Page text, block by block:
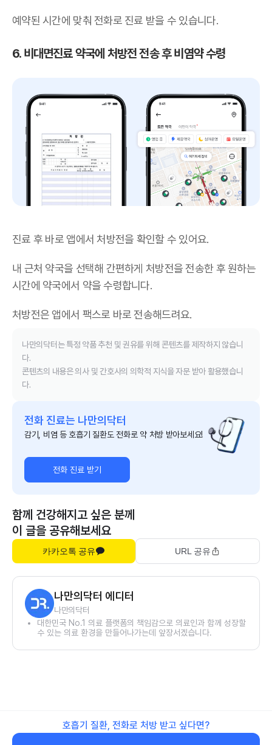
예약된 시간에 맞춰 전화로 진료 받을 수 있습니다.
6. 비대면진료 약국에 처방전 전송 후 비염약 수령
진료 후 바로 앱에서 처방전을 확인할 수 있어요.
내 근처 약국을 선택해 간편하게 처방전을 전송한 후 원하는
시간에 약국에서 약을 수령합니다.
처방전은 앱에서 팩스로 바로 전송해드려요.
나만의닥터는 특정 약품 추천 및 권유를 위해 콘텐츠를 제작하지 않습니
다.
콘텐츠의 내용은 의사 및 간호사의 의학적 지식을 자문 받아 활용했습니
다.
전화 진료는 나만의닥터
감기, 비염 등 호흡기 질환도 전화로 약 처방 받아보세요!
전화 진료 받기
함께 건강해지고 싶은 분께
이 글을 공유해보세요
카카오톡 공유 URL 공유
나만의닥터 에디터
나만의닥터
대한민국 No.1 의료 플랫폼의 책임감으로 의료인과 함께 성장할
수 있는 의료 환경을 만들어나가는데 앞장서겠습니다.
호흡기 질환, 전화로 처방 받고 싶다면?